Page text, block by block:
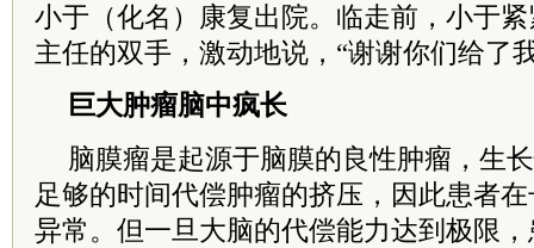
小于（化名）康复出院。临走前，小于
主任的双手，激动地说，“谢谢你们给了
巨大肿瘤脑中疯长
脑膜瘤是起源于脑膜的良性肿瘤，生
足够的时间代偿肿瘤的挤压，因此患者
异常。但一旦大脑的代偿能力达到极限